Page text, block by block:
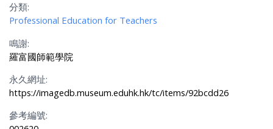
分類:
Professional Education for Teachers
鳴謝:
羅富國師範學院
永久網址:
https://imagedb.museum.eduhk.hk/tc/items/92bcdd26
參考編號: